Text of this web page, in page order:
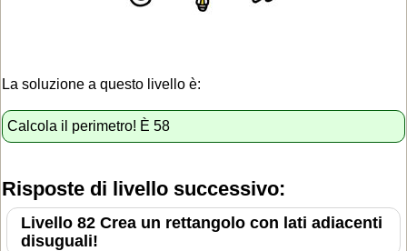
La soluzione a questo livello è:
Calcola il perimetro! È 58
Risposte di livello successivo:
Livello 82 Crea un rettangolo con lati adiacenti
disuguali!